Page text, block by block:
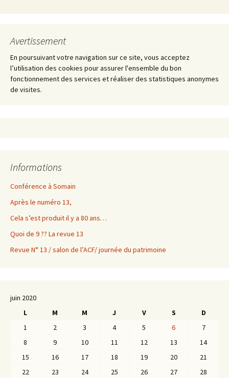
Avertissement
En poursuivant votre navigation sur ce site, vous acceptez
l’utilisation des cookies pour assurer l'ensemble du bon
fonctionnement des services et réaliser des statistiques anonymes
de visites.
Informations
Conférence à Somain
Après le numéro 13,
Cela s’est produit il y a 80 ans…
Quoi de 9 ?? La revue 13
Revue N° 13 / salon de l’ACF/ journée du patrimoine
juin 2020
L
M M J V S
D
1
2 3 4 5 6
7
8
9 10 11 12 13
14
15
16 17 18 19 20
21
22
23 24 25 26 27 28